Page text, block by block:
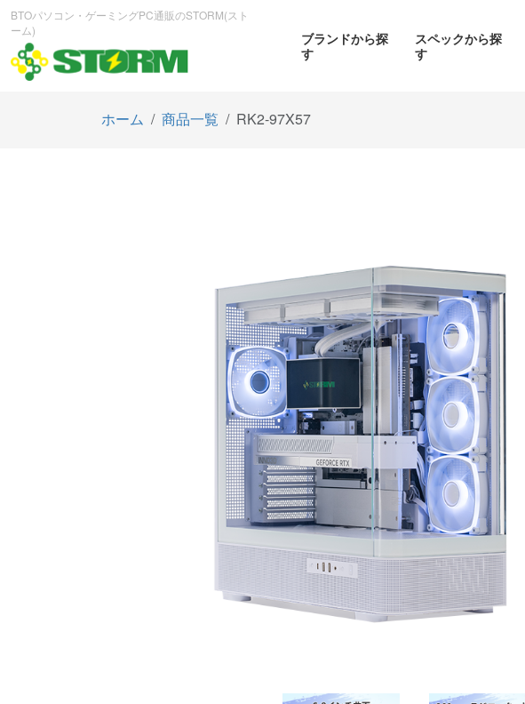
BTOパソコン・ゲーミングPC通販のSTORM(スト
ーム)
ブランドから探
す
スペックから探
す
初心者の方、「どのPCを選
べばいいかわからない」そ
んな方にこそ選んでほし
い、エントリーモデルで
商品詳細
360mm簡易水冷と曲面
OLEDを搭載したハイエン
ドモデル。美しさと冷却性
能を兼ね備えた「流界2」
が、至高の空間を演出しま
す。
商品詳細
ゲーミングPC
商品をみる
大画面液晶、
曲面OLED簡易水冷搭載
PC
商品をみる
ホーム 商品一覧 RK2-97X57